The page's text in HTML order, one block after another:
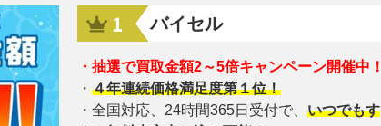
バイセル
・抽選で買取金額2～5倍キャンペーン開催中！
・ ４年連続価格満足度第１位！
・全国対応、24時間365日受付で、 いつでもす